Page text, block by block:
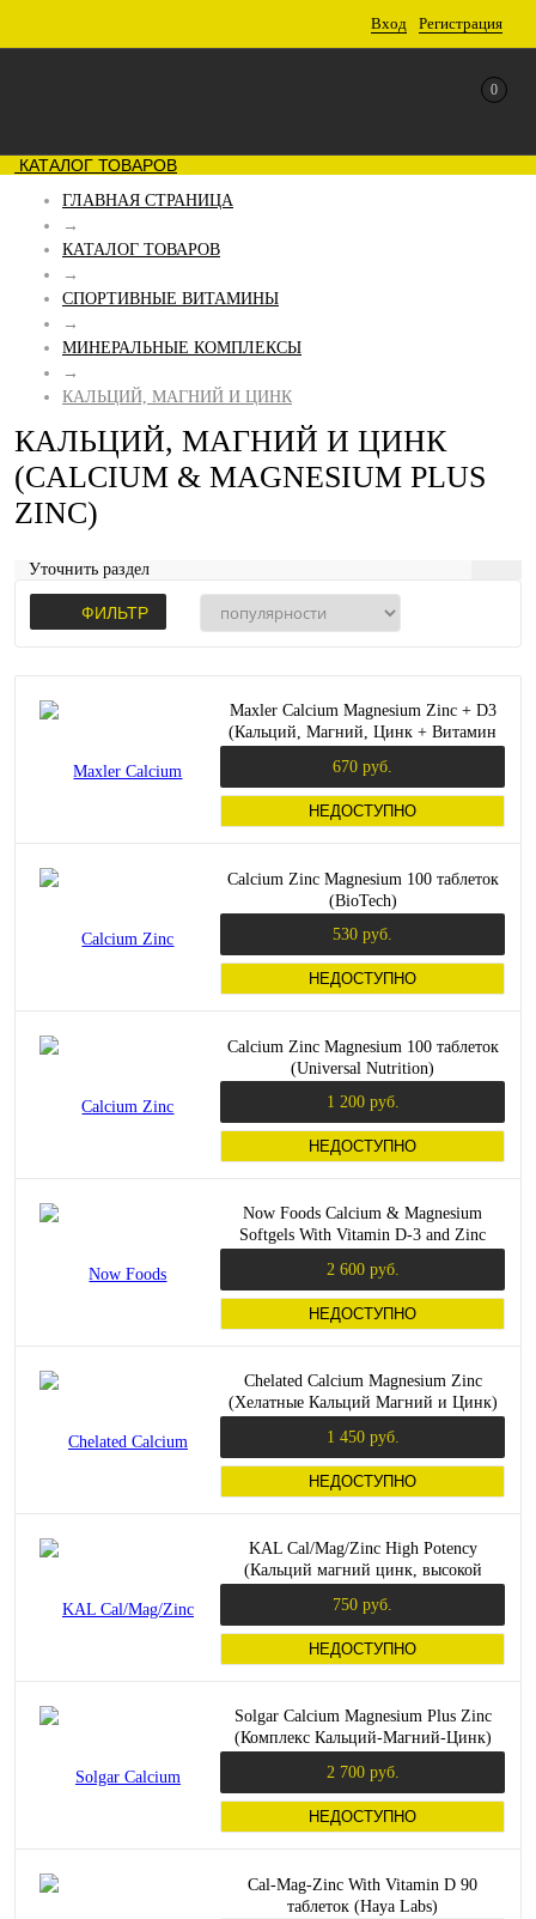
Вход Регистрация
0
КАТАЛОГ ТОВАРОВ
ГЛАВНАЯ СТРАНИЦА
→
КАТАЛОГ ТОВАРОВ
→
СПОРТИВНЫЕ ВИТАМИНЫ
→
МИНЕРАЛЬНЫЕ КОМПЛЕКСЫ
→
КАЛЬЦИЙ, МАГНИЙ И ЦИНК
КАЛЬЦИЙ, МАГНИЙ И ЦИНК
(СALCIUM & MAGNESIUM PLUS
ZINC)
Уточнить раздел
ФИЛЬТР
Maxler Calcium Magnesium Zinc + D3
(Кальций, Магний, Цинк + Витамин
670 руб.
НЕДОСТУПНО
Calcium Zinc Magnesium 100 таблеток
(BioTech)
530 руб.
НЕДОСТУПНО
Calcium Zinc Magnesium 100 таблеток
(Universal Nutrition)
1 200 руб.
НЕДОСТУПНО
Now Foods Calcium & Magnesium
Softgels With Vitamin D-3 and Zinc
цинком) 240 мягких капсул
2 600 руб.
НЕДОСТУПНО
Chelated Calcium Magnesium Zinc
(Хелатные Кальций Магний и Цинк)
1 450 руб.
НЕДОСТУПНО
KAL Cal/Mag/Zinc High Potency
(Кальций магний цинк, высокой
таблеток
750 руб.
НЕДОСТУПНО
Solgar Calcium Magnesium Plus Zinc
(Комплекс Кальций-Магний-Цинк)
2 700 руб.
НЕДОСТУПНО
Cal-Mag-Zinc With Vitamin D 90
таблеток (Haya Labs)